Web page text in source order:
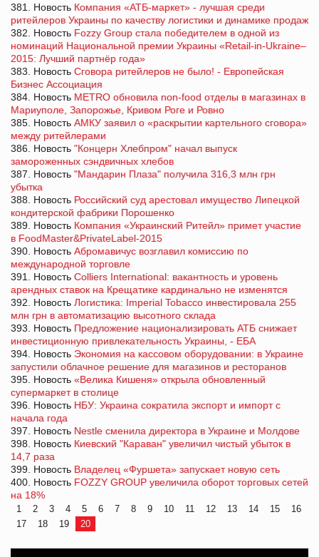
381. Новость Компания «АТБ-маркет» - лучшая среди
ритейлеров Украины по качеству логистики и динамике продаж
382. Новость Fozzy Group стала победителем в одной из
номинаций Национальной премии Украины «Retail-in-Ukraine–
2015: Лучший партнёр года»
383. Новость Сговора ритейлеров не было! - Европейская
Бизнес Ассоциация
384. Новость METRO обновила non-food отделы в магазинах в
Мариуполе, Запорожье, Кривом Роге и Ровно
385. Новость АМКУ заявил о «раскрытии картельного сговора»
между ритейлерами
386. Новость "Концерн Хлебпром" начал выпуск
замороженных сэндвичных хлебов
387. Новость "Мандарин Плаза" получила 316,3 млн грн
убытка
388. Новость Российский суд арестовал имущество Липецкой
кондитерской фабрики Порошенко
389. Новость Компания «Украинский Ритейл» примет участие
в FoodMaster&PrivateLabel-2015
390. Новость Абромавичус возглавил комиссию по
международной торговле
391. Новость Colliers International: вакантность и уровень
арендных ставок на Крещатике кардинально не изменятся
392. Новость Логистика: Imperial Tobacco инвестировала 255
млн грн в автоматизацию высотного склада
393. Новость Предложение национализировать АТБ снижает
инвестиционную привлекательность Украины, - ЕБА
394. Новость Экономия на кассовом оборудовании: в Украине
запустили облачное решение для магазинов и ресторанов
395. Новость «Велика Кишеня» открыла обновленный
супермаркет в столице
396. Новость НБУ: Украина сократила экспорт и импорт с
начала года
397. Новость Nestle сменила директора в Украине и Молдове
398. Новость Киевский "Караван" увеличил чистый убыток в
14,7 раза
399. Новость Владелец «Фуршета» запускает новую сеть
400. Новость FOZZY GROUP увеличила оборот торговых сетей
на 18%
1 2 3 4 5 6 7 8 9 10 11 12 13 14 15
16
17
18 19 20